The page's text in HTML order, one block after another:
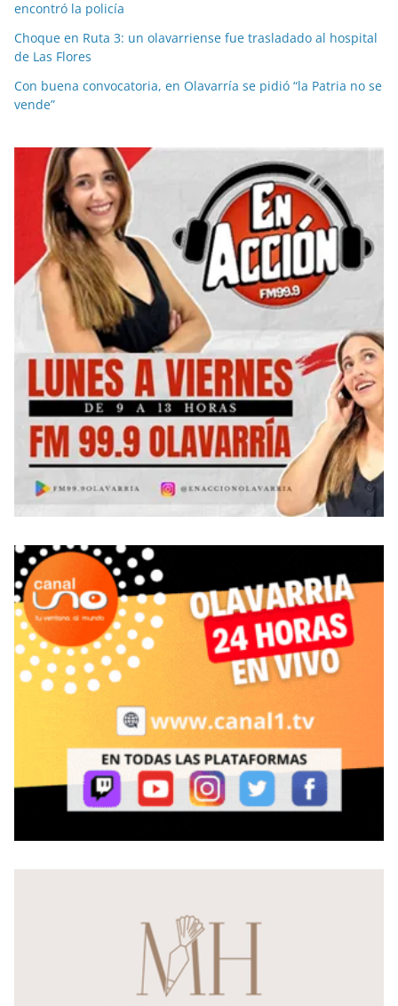
encontró la policía
Choque en Ruta 3: un olavarriense fue trasladado al hospital
de Las Flores
Con buena convocatoria, en Olavarría se pidió “la Patria no se
vende”